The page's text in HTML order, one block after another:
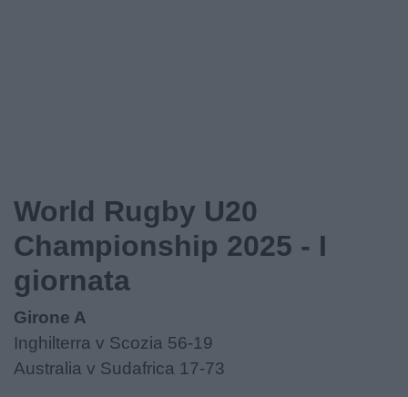
World Rugby U20
Championship 2025 - I
giornata
Girone A
Inghilterra v Scozia 56-19
Australia v Sudafrica 17-73